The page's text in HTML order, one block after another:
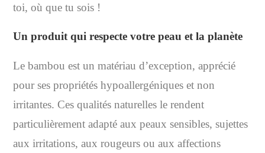
toi, où que tu sois !
Un produit qui respecte votre peau et la planète
Le bambou est un matériau d’exception, apprécié
pour ses propriétés hypoallergéniques et non
irritantes. Ces qualités naturelles le rendent
particulièrement adapté aux peaux sensibles, sujettes
aux irritations, aux rougeurs ou aux affections